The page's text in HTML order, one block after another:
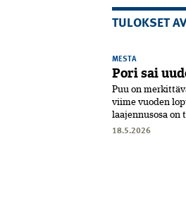
TULOKSET
MESTA
Pori sai
Puu on
viime vuoden
laajennusosa on
18.5.2026